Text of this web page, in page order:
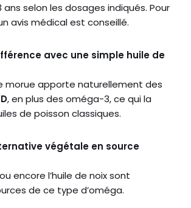
ans selon les dosages indiqués. Pour
avis médical est conseillé.
avec une simple huile de
morue apporte naturellement des
, en plus des oméga-3, ce qui la
de poisson classiques.
végétale en source
ou encore l’huile de noix sont
de ce type d’oméga.